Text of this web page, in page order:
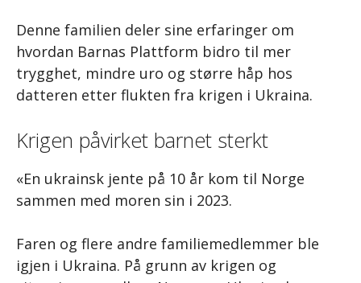
Denne familien deler sine erfaringer om
hvordan Barnas Plattform bidro til mer
trygghet, mindre uro og større håp hos
datteren etter flukten fra krigen i Ukraina.
Krigen påvirket barnet sterkt
«En ukrainsk jente på 10 år kom til Norge
sammen med moren sin i 2023.
Faren og flere andre familiemedlemmer ble
igjen i Ukraina. På grunn av krigen og